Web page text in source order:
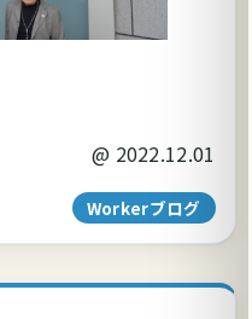
@ 2022.12.01
Workerブログ